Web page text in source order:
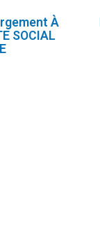
À
SOCIAL